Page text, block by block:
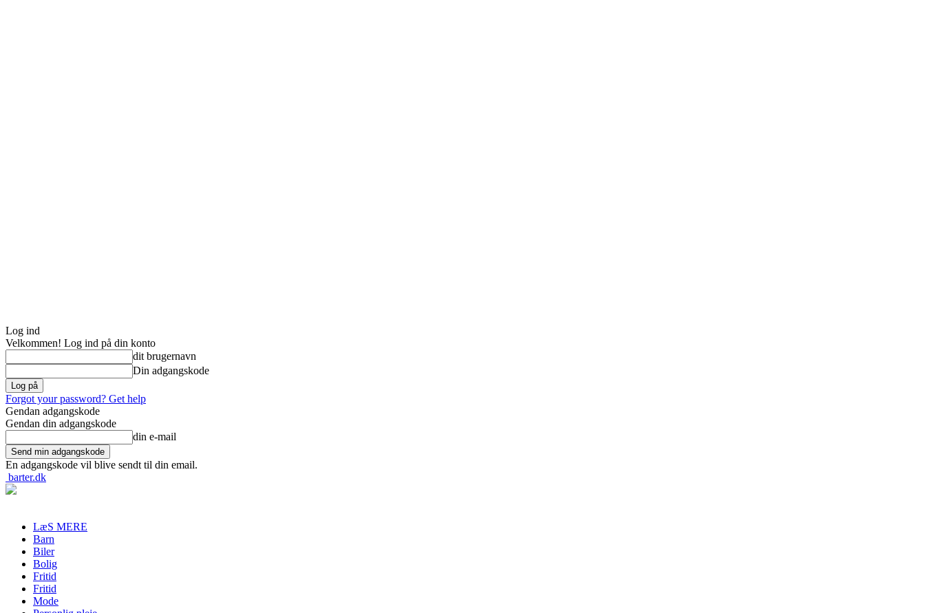
Log ind
Velkommen! Log ind på din konto
dit brugernavn
Din adgangskode
Forgot your password? Get help
Gendan adgangskode
Gendan din adgangskode
din e-mail
En adgangskode vil blive sendt til din email.
barter.dk
LæS MERE
Barn
Biler
Bolig
Fritid
Fritid
Mode